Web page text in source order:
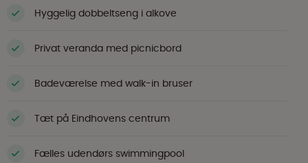
Hyggelig dobbeltseng i alkove
Privat veranda med picnicbord
Badeværelse med walk-in bruser
Tæt på Eindhovens centrum
Fælles udendørs swimmingpool